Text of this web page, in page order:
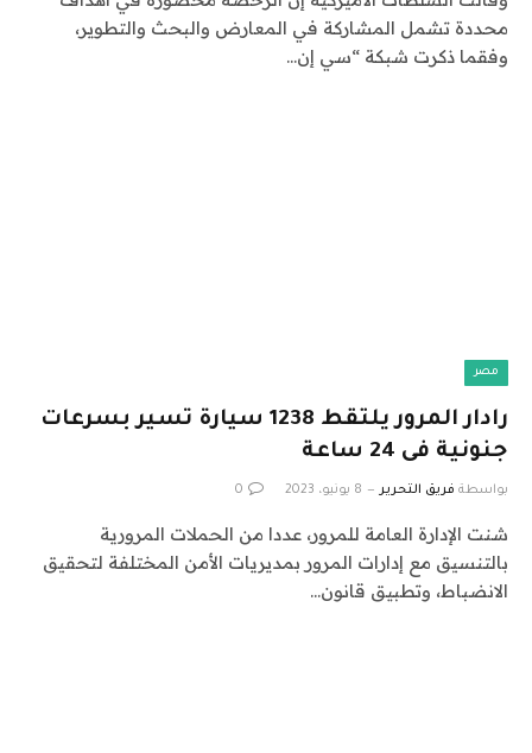
محددة تشمل المشاركة في المعارض والبحث والتطوير،
وفقما ذكرت شبكة “سي إن…
مصر
رادار المرور يلتقط 1238 سيارة تسير بسرعات
جنونية فى 24 ساعة
بواسطة فريق التحرير 8 يونيو، 2023 0
شنت الإدارة العامة للمرور، عددا من الحملات المرورية
بالتنسيق مع إدارات المرور بمديريات الأمن المختلفة لتحقيق
الانضباط، وتطبيق قانون…